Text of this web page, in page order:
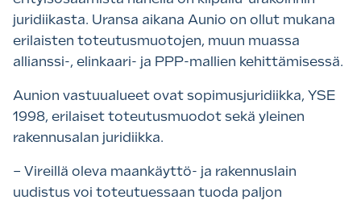
juridiikasta. Uransa aikana Aunio on ollut mukana
erilaisten toteutusmuotojen, muun muassa
allianssi-, elinkaari- ja PPP-mallien kehittämisessä.
Aunion vastuualueet ovat sopimusjuridiikka, YSE
1998, erilaiset toteutusmuodot sekä yleinen
rakennusalan juridiikka.
– Vireillä oleva maankäyttö- ja rakennuslain
uudistus voi toteutuessaan tuoda paljon